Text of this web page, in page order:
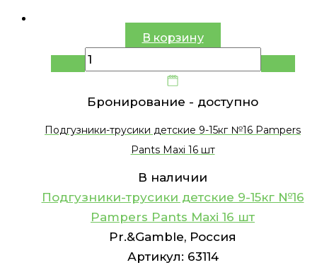
В корзину
Бронирование - доступно
Подгузники-трусики детские 9-15кг №16 Pampers
Pants Maxi 16 шт
В наличии
Подгузники-трусики детские 9-15кг №16
Pampers Pants Maxi 16 шт
Pr.&Gamble, Россия
Артикул: 63114